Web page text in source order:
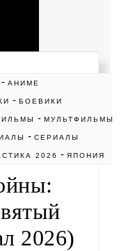
- АНИМЕ
-БОЕВИКИ
-МУЛЬТФИЛЬМЫ
- СЕРИАЛЫ
2026 -ЯПОНИЯ
2026)